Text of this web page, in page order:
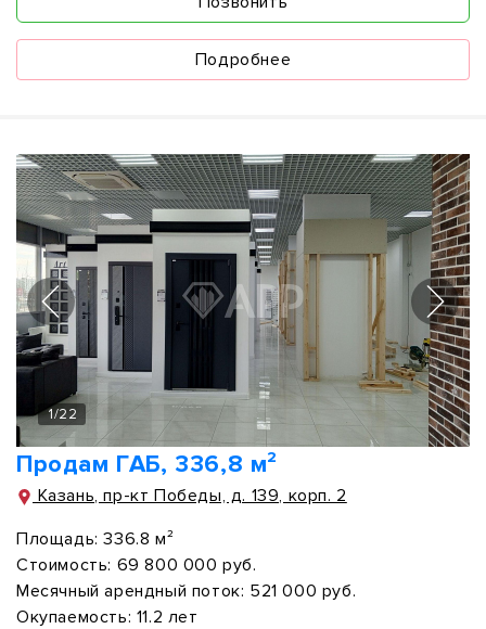
Подробнее
1/22
Продам ГАБ, 336,8 м²
Казань, пр-кт Победы, д. 139, корп. 2
Площадь: 336.8 м²
Стоимость: 69 800 000 руб.
Месячный арендный поток: 521 000 руб.
Окупаемость: 11.2 лет